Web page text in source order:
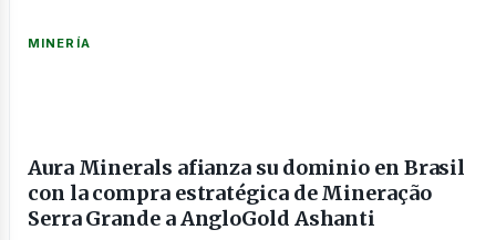
MINERÍA
Aura Minerals afianza su dominio en Brasil
con la compra estratégica de Mineração
Serra Grande a AngloGold Ashanti